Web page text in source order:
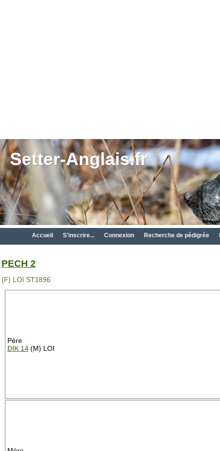
Setter-Anglais.fr
Accueil S'inscrire... Connexion Recherche de pédigrée
PECH 2
(F) LOI ST1896
Père
DIK 14 (M) LOI